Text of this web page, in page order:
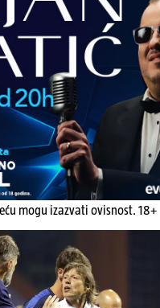
mogu izazvati ovisnost. 18+